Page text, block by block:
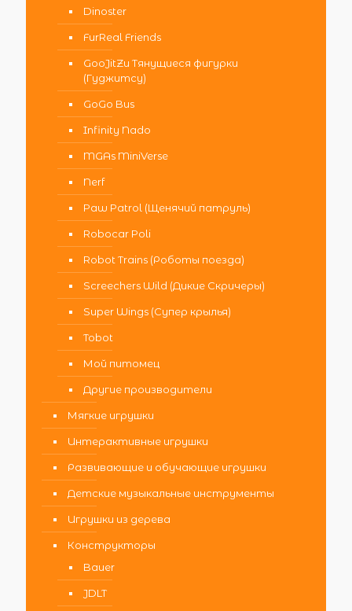
Dinoster
FurReal Friends
GooJitZu Тянущиеся фигурки
(Гуджитсу)
GoGo Bus
Infinity Nado
MGAs MiniVerse
Nerf
Paw Patrol (Щенячий патруль)
Robocar Poli
Robot Trains (Роботы поезда)
Screechers Wild (Дикие Скричеры)
Super Wings (Супер крылья)
Tobot
Мой питомец
Другие производители
Мягкие игрушки
Интерактивные игрушки
Развивающие и обучающие игрушки
Детские музыкальные инструменты
Игрушки из дерева
Конструкторы
Bauer
JDLT